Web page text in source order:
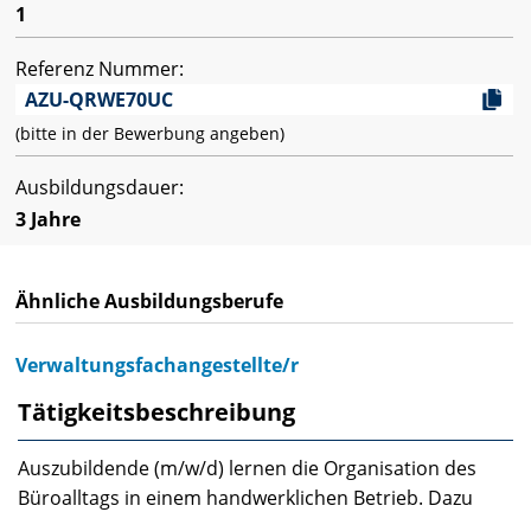
1
Referenz Nummer:
AZU-QRWE70UC
(bitte in der Bewerbung angeben)
Ausbildungsdauer:
3 Jahre
Ähnliche Ausbildungsberufe
Verwaltungsfachangestellte/r
Tätigkeitsbeschreibung
Auszubildende (m/w/d) lernen die Organisation des
Büroalltags in einem handwerklichen Betrieb. Dazu